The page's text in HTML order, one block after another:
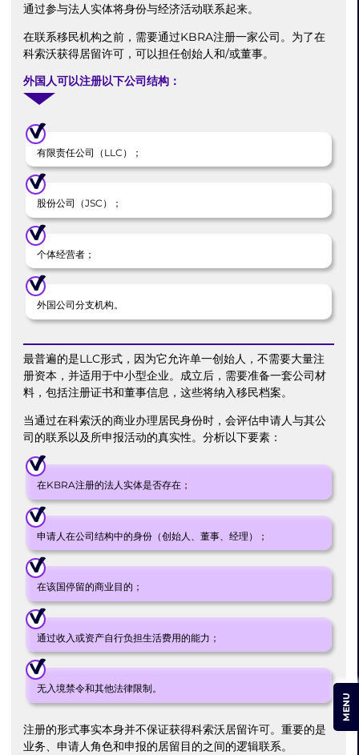
通过参与法人实体将身份与经济活动联系起来。
在联系移民机构之前，需要通过KBRA注册一家公司。为了在
科索沃获得居留许可，可以担任创始人和/或董事。
外国人可以注册以下公司结构：
有限责任公司（LLC）；
股份公司（JSC）；
个体经营者；
外国公司分支机构。
最普遍的是LLC形式，因为它允许单一创始人，不需要大量注
册资本，并适用于中小型企业。成立后，需要准备一套公司材
料，包括注册证书和董事信息，这些将纳入移民档案。
当通过在科索沃的商业办理居民身份时，会评估申请人与其公
司的联系以及所申报活动的真实性。分析以下要素：
在KBRA注册的法人实体是否存在；
申请人在公司结构中的身份（创始人、董事、经理）；
在该国停留的商业目的；
通过收入或资产自行负担生活费用的能力；
无入境禁令和其他法律限制。
注册的形式事实本身并不保证获得科索沃居留许可。重要的是
业务、申请人角色和申报的居留目的之间的逻辑联系。
MENU